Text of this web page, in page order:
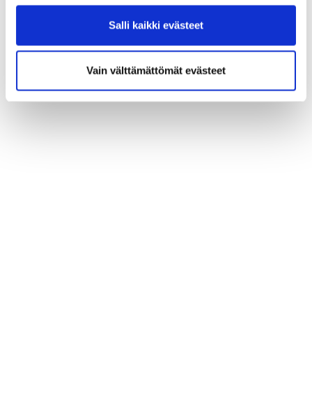
Salli kaikki evästeet
Vain välttämättömät evästeet